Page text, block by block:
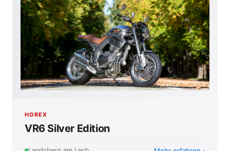
HOREX
VR6 Silver Edition